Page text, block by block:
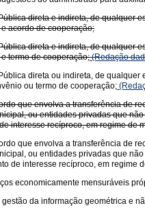
direta e indireta, de qualquer
acordo de cooperação;
direta e indireta, de qualquer
termo de cooperação;(Redação
direta ou indireta, de
ou termo de cooperação;
que envolva a transferência de
ou entidades privadas que
interesse recíproco, em regime de
que envolva a transferência de
ou entidades privadas que
de interesse recíproco, em regime
economicamente mensuráveis
da informação geométrica e